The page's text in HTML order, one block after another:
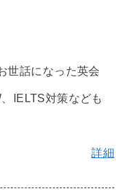
世話になった英会
IELTS対策なども
詳細